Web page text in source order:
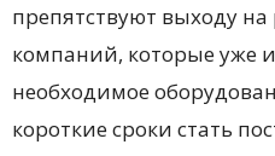
препятствуют выходу
компаний, которые уже
необходимое
короткие сроки стать